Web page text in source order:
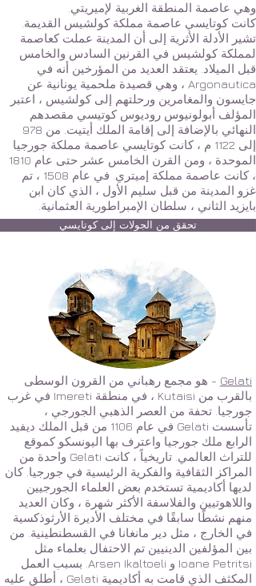
وهي عاصمة المنطقة الغربية لإميريتي.
كانت كوتايسي عاصمة مملكة كولشيس القديمة.
تشير الأدلة الأثرية إلى أن المدينة عملت كعاصمة
لمملكة كولشيس في القرنين السادس والخامس
قبل الميلاد. يعتقد العديد من المؤرخين أنه في
Argonautica ، وهي قصيدة ملحمية يونانية عن
جايسون والمغامرين ورحلتهم إلى كولشيس ، اعتبر
المؤلف أبولونيوس روديوس كوتيسي مقصدهم
النهائي بالإضافة إلى إقامة الملك أيتيت. من 978
إلى 1122 م ، كانت كوتايسي عاصمة مملكة جورجيا
الموحدة ، ومن القرن الخامس عشر حتى عام 1810
، كانت عاصمة مملكة إميتري. في عام 1508 ، تم
غزو المدينة من قبل سليم الأول ، الذي كان ابن
بايزيد الثاني ، سلطان الإمبراطورية العثمانية.
تحقق من الجولات إلى كوتايسي
Gelati - هو مجمع رهباني من القرون الوسطى
بالقرب من Kutaisi ، في منطقة Imereti في غرب
جورجيا. تحفة من العصر الذهبي الجورجي ،
تأسست Gelati في عام 1106 من قبل الملك ديفيد
الرابع ملك جورجيا واعترف بها اليونسكو كموقع
للتراث العالمي. تاريخياً ، كانت Gelati واحدة من
المراكز الثقافية والفكرية الرئيسية في جورجيا. كان
لديها أكاديمية تستخدم بعض العلماء الجورجيين
واللاهوتيين والفلاسفة الأكثر شهرة ، وكان العديد
منهم نشطًا سابقًا في مختلف الأديرة الأرثوذكسية
في الخارج ، مثل دير مانغانا في القسطنطينية. من
بين المؤلفين الدينيين تم الاحتفال بعلماء مثل
Ioane Petritsi و Arsen Ikaltoeli. بسبب العمل
المكثف الذي قامت به أكاديمية Gelati ، أطلق عليه